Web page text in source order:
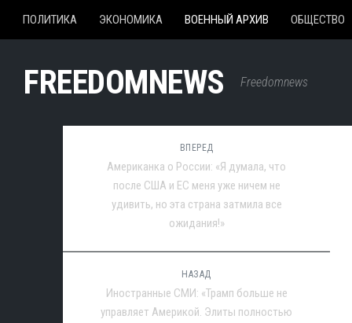
ПОЛИТИКА ЭКОНОМИКА ВОЕННЫЙ АРХИВ ОБЩЕСТВО
FREEDOMNEWS Freedomnews
ВПЕРЕД
Американка о России: «Я думала, что
после США и ЕС меня уже ничем не
удивить, но эта страна затмила все
ожидания!»
НАЗАД
Иностранные СМИ: «Трамп больше не
управляет Америкой. Элиты полностью